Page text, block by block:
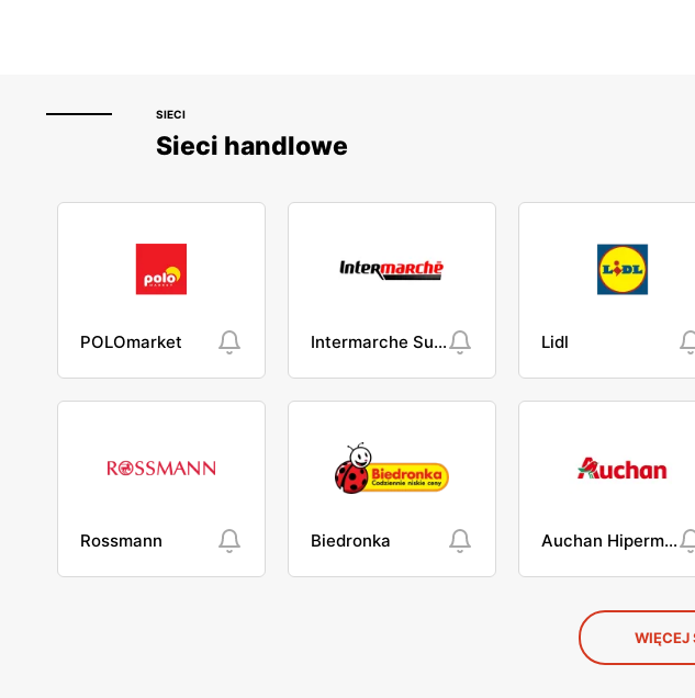
SIECI
Sieci handlowe
POLOmarket Intermarche Super Lidl
Rossmann Biedronka Auchan Hipermarket
WIĘCEJ